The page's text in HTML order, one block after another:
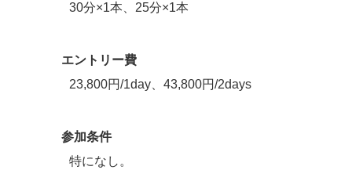
30分×1本、25分×1本
エントリー費
23,800円/1day、43,800円/2days
参加条件
特になし。